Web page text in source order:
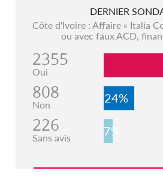
DERNIER
Côte d'Ivoire : Affaire « Italia
ou avec faux ACD,
2355
Oui
808
Non 24%
226
Sans avis 7%